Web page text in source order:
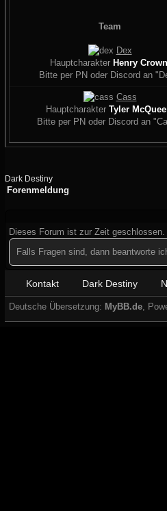
Team
Dex
Hauptcharakter Henry Crown
Bitte per PN oder Discord an
Cass
Hauptcharakter Tyler
Bitte per PN oder Discord an
Dark Destiny
Forenmeldung
Dieses Forum ist zur Zeit
Falls Fragen sind, dann beantworte
Kontakt Dark Destiny
Deutsche Übersetzung: MyBB.de ,